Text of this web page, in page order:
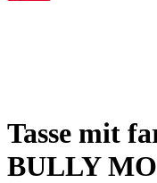
Tasse mit
BULLY